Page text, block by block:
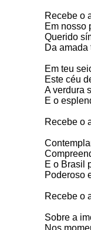
Recebe o
Em nosso
Querido
Da amada
Em teu
Este céu
A verdura
E o
Recebe o
E o Brasil
Poderoso
Recebe o
Sobre a
Nos